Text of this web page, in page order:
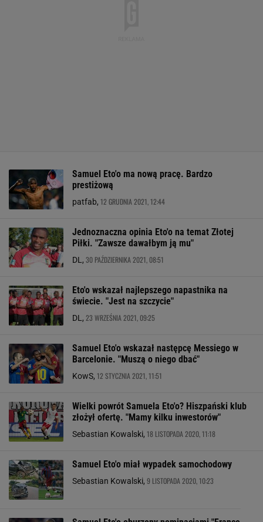
Samuel Eto'o ma nową pracę. Bardzo
prestiżową
patfab, 12 GRUDNIA 2021, 12:44
Jednoznaczna opinia Eto'o na temat Złotej
Piłki. "Zawsze dawałbym ją mu"
DL, 30 PAŹDZIERNIKA 2021, 08:51
Eto'o wskazał najlepszego napastnika na
świecie. "Jest na szczycie"
DL, 23 WRZEŚNIA 2021, 09:25
Samuel Eto'o wskazał następcę Messiego w
Barcelonie. "Muszą o niego dbać"
KowS, 12 STYCZNIA 2021, 11:51
Wielki powrót Samuela Eto'o? Hiszpański klub
złożył ofertę. "Mamy kilku inwestorów"
Sebastian Kowalski, 18 LISTOPADA 2020, 11:18
Samuel Eto'o miał wypadek samochodowy
Sebastian Kowalski, 9 LISTOPADA 2020, 10:23